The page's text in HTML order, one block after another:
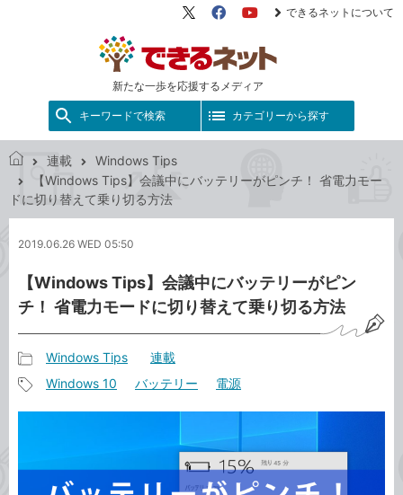
新たな一歩を応援するメディア
X（旧
FacebookYouTube
できるネットについて
キーワードで検索 カテゴリーから探す
き
ッ
連載
Windows Tips
【Windows Tips】会議中にバッテリーがピンチ！ 省電力モー
ドに切り替えて乗り切る方法
2019.06.26 WED 05:50
【Windows Tips】会議中にバッテリーがピン
チ！ 省電力モードに切り替えて乗り切る方法
事
カ
Windows Tips 連載
Windows 10 バッテリー 電源